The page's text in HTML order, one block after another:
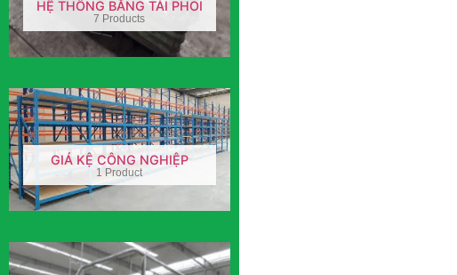
HỆ THỐNG BĂNG TẢI PHOI
7 Products
GIÁ KỆ CÔNG NGHIỆP
1 Product